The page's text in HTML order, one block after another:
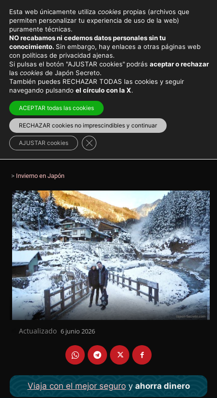
Viajar a Japón Lugares secretos
Nieve en Japón, fechas y
lugares para disfrutar del
invierno nipón
Gracias a las inmensas nevadas en Japón, hay
numerosos lugares para disfrutar de la nieve en
todas sus posibilidades
Lugares ocultos de Japón
> Invierno en Japón
Actualizado 6 junio 2026
Viaja con el mejor seguroy ahorra dinero
Esta web únicamente utiliza cookies propias (archivos que
permiten personalizar tu experiencia de uso de la web)
puramente técnicas.
NO recabamos ni cedemos datos personales sin tu
conocimiento. Sin embargo, hay enlaces a otras páginas web
con políticas de privacidad ajenas.
Si pulsas el botón "AJUSTAR cookies" podrás aceptar o rechazar
las cookies de Japón Secreto.
También puedes RECHAZAR TODAS las cookies y seguir
navegando pulsando el círculo con la X.
ACEPTAR todas las cookies
RECHAZAR cookies no imprescindibles y continuar
AJUSTAR cookies Cerrar el banner de cookies RGPD